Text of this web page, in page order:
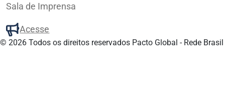
Sala de Imprensa
Acesse
© 2026 Todos os direitos reservados Pacto Global - Rede Brasil